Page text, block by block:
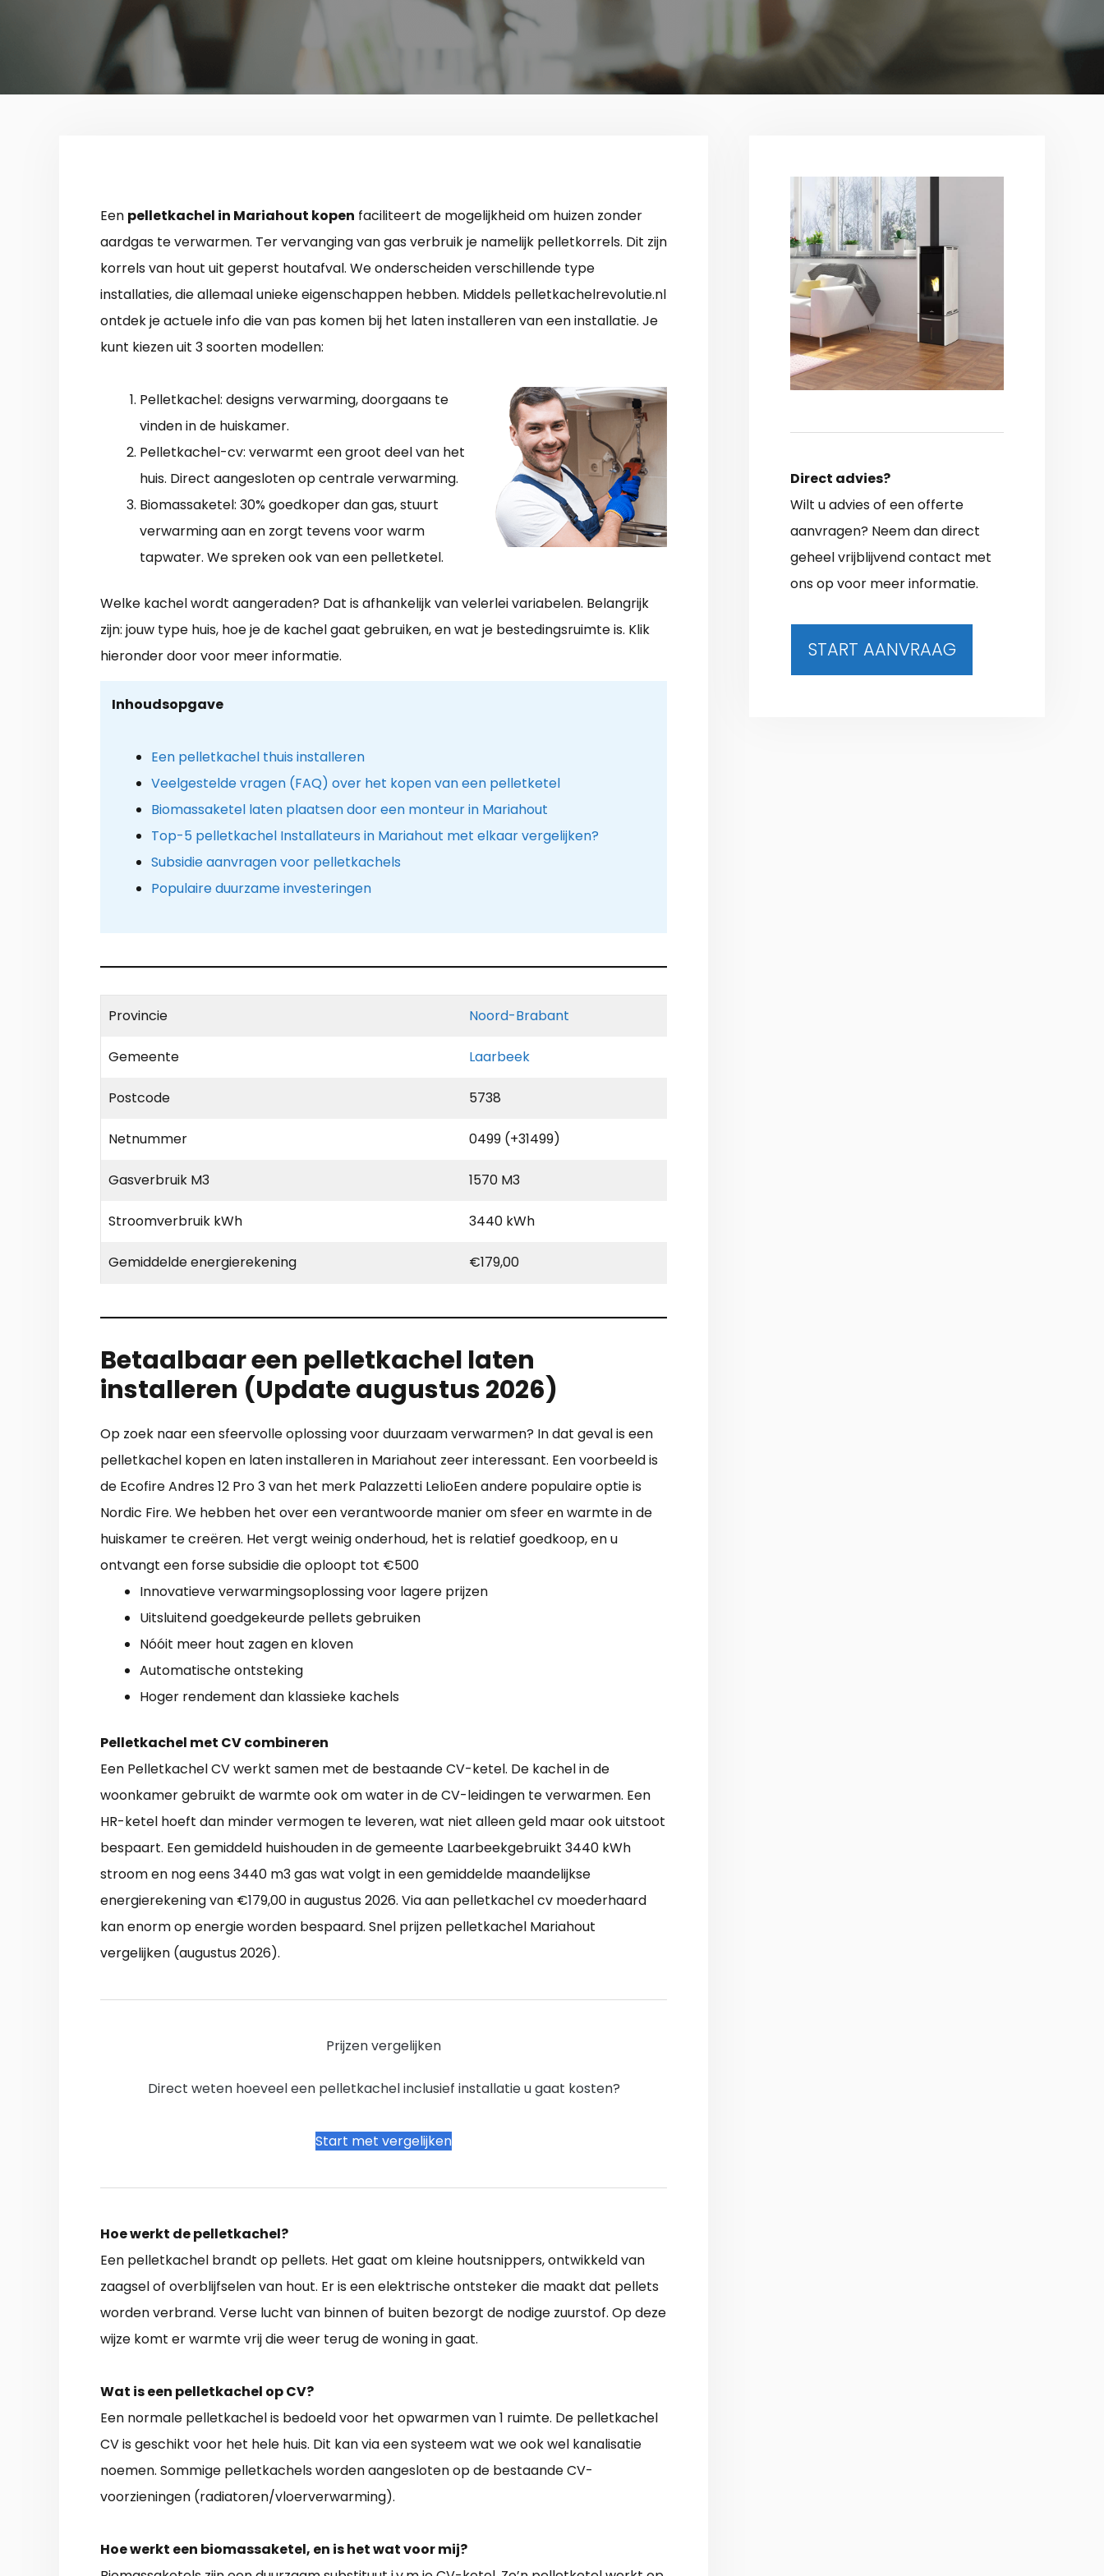
Een pelletkachel in Mariahout kopen faciliteert de mogelijkheid om huizen zonder
aardgas te verwarmen. Ter vervanging van gas verbruik je namelijk pelletkorrels. Dit zijn
korrels van hout uit geperst houtafval. We onderscheiden verschillende type
installaties, die allemaal unieke eigenschappen hebben. Middels pelletkachelrevolutie.nl
ontdek je actuele info die van pas komen bij het laten installeren van een installatie. Je
kunt kiezen uit 3 soorten modellen:
Pelletkachel: designs verwarming, doorgaans te
vinden in de huiskamer.
Pelletkachel-cv: verwarmt een groot deel van het
huis. Direct aangesloten op centrale verwarming.
Biomassaketel: 30% goedkoper dan gas, stuurt
verwarming aan en zorgt tevens voor warm
tapwater. We spreken ook van een pelletketel.
Welke kachel wordt aangeraden? Dat is afhankelijk van velerlei variabelen. Belangrijk
zijn: jouw type huis, hoe je de kachel gaat gebruiken, en wat je bestedingsruimte is. Klik
hieronder door voor meer informatie.
Inhoudsopgave
Een pelletkachel thuis installeren
Veelgestelde vragen (FAQ) over het kopen van een pelletketel
Biomassaketel laten plaatsen door een monteur in Mariahout
Top-5 pelletkachel Installateurs in Mariahout met elkaar vergelijken?
Subsidie aanvragen voor pelletkachels
Populaire duurzame investeringen
Provincie Noord-Brabant
Gemeente Laarbeek
Postcode 5738
Netnummer 0499 (+31499)
Gasverbruik M3 1570 M3
Stroomverbruik kWh 3440 kWh
Gemiddelde energierekening €179,00
Betaalbaar een pelletkachel laten
installeren (Update augustus 2026)
Op zoek naar een sfeervolle oplossing voor duurzaam verwarmen? In dat geval is een
pelletkachel kopen en laten installeren in Mariahout zeer interessant. Een voorbeeld is
de Ecofire Andres 12 Pro 3 van het merk Palazzetti LelioEen andere populaire optie is
Nordic Fire. We hebben het over een verantwoorde manier om sfeer en warmte in de
huiskamer te creëren. Het vergt weinig onderhoud, het is relatief goedkoop, en u
ontvangt een forse subsidie die oploopt tot €500
Innovatieve verwarmingsoplossing voor lagere prijzen
Uitsluitend goedgekeurde pellets gebruiken
Nóóit meer hout zagen en kloven
Automatische ontsteking
Hoger rendement dan klassieke kachels
Pelletkachel met CV combineren
Een Pelletkachel CV werkt samen met de bestaande CV-ketel. De kachel in de
woonkamer gebruikt de warmte ook om water in de CV-leidingen te verwarmen. Een
HR-ketel hoeft dan minder vermogen te leveren, wat niet alleen geld maar ook uitstoot
bespaart. Een gemiddeld huishouden in de gemeente Laarbeekgebruikt 3440 kWh
stroom en nog eens 3440 m3 gas wat volgt in een gemiddelde maandelijkse
energierekening van €179,00 in augustus 2026. Via aan pelletkachel cv moederhaard
kan enorm op energie worden bespaard. Snel prijzen pelletkachel Mariahout
vergelijken (augustus 2026).
Prijzen vergelijken
Direct weten hoeveel een pelletkachel inclusief installatie u gaat kosten?
Start met vergelijken
Hoe werkt de pelletkachel?
Een pelletkachel brandt op pellets. Het gaat om kleine houtsnippers, ontwikkeld van
zaagsel of overblijfselen van hout. Er is een elektrische ontsteker die maakt dat pellets
worden verbrand. Verse lucht van binnen of buiten bezorgt de nodige zuurstof. Op deze
wijze komt er warmte vrij die weer terug de woning in gaat.
Wat is een pelletkachel op CV?
Een normale pelletkachel is bedoeld voor het opwarmen van 1 ruimte. De pelletkachel
CV is geschikt voor het hele huis. Dit kan via een systeem wat we ook wel kanalisatie
noemen. Sommige pelletkachels worden aangesloten op de bestaande CV-
voorzieningen (radiatoren/vloerverwarming).
Hoe werkt een biomassaketel, en is het wat voor mij?
Direct advies?
Wilt u advies of een offerte
aanvragen? Neem dan direct
geheel vrijblijvend contact met
ons op voor meer informatie.
START AANVRAAG